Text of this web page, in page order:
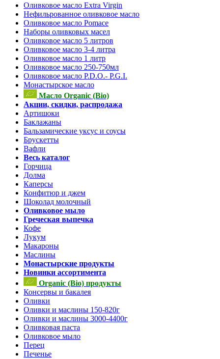
Оливковое масло Extra Virgin
Нефильрованное оливковое масло
Оливковое масло Pomace
Наборы оливковых масел
Оливковое масло 5 литров
Оливковое масло 3-4 литра
Оливковое масло 1 литр
Оливковое масло 250-750мл
Оливковое масло P.D.O.- P.G.I.
Монастырское масло
Масло Organic (Bio)
Акции, скидки, распродажа
Артишоки
Баклажаны
Бальзамические уксус и соусы
Брускетты
Вафли
Весь каталог
Горчица
Долма
Каперсы
Конфитюр и джем
Шоколад молочный
Оливковое мыло
Греческая выпечка
Кофе
Лукум
Макароны
Маслины
Монастырские продукты
Новинки ассортимента
Organic (Bio) продукты
Консервы и бакалея
Оливки
Оливки и маслины 150-820г
Оливки и маслины 3000-4400г
Оливковая паста
Оливковое мыло
Перец
Печенье